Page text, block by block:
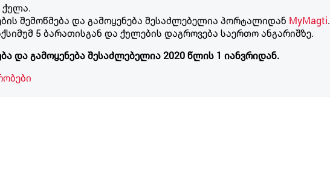
ქულა.
შემოწმება და გამოყენება შესაძლებელია პორტალიდან MyMagti.
5 ბარათისგან და ქულების დაგროვება საერთო ანგარიშზე.
და გამოყენება შესაძლებელია 2020 წლის 1 იანვრიდან.